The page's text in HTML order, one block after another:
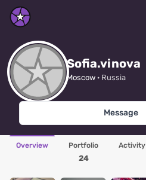
Sofia.vinova
Moscow · Russia
Message
Overview Portfolio
24
Activity